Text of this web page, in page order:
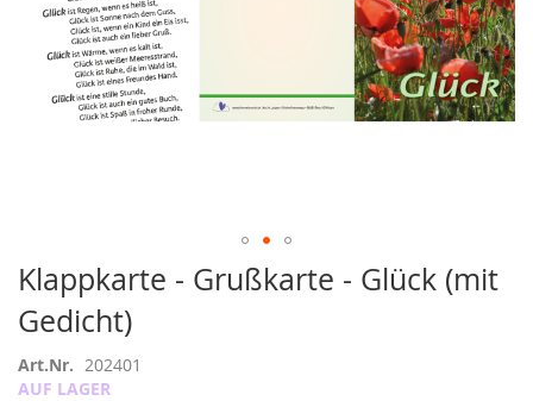
Klappkarte - Grußkarte - Glück (mit
Gedicht)
Art.Nr. 202401
AUF LAGER
Zum
Anfang
der
Bildergalerie
springen